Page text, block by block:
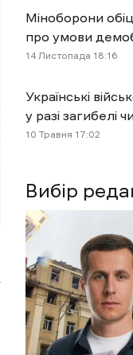
Вибір
Міноборони
про умови
14 Листопада 18:16
Українські
у разі загибелі
10 Травня 17:02